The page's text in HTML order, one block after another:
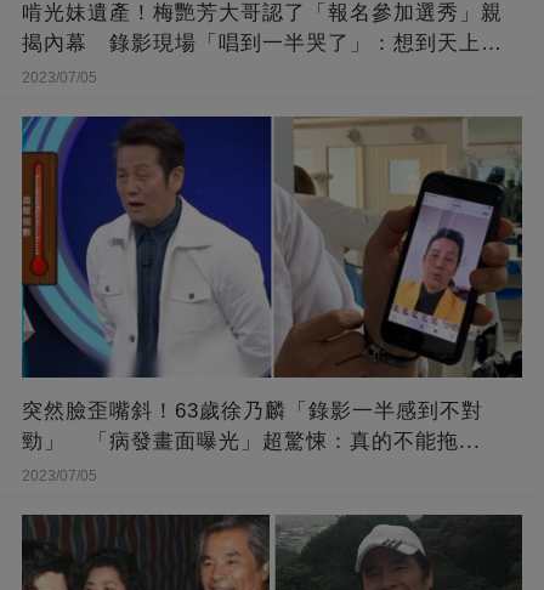
啃光妹遺產！梅艷芳大哥認了「報名參加選秀」親
揭內幕 錄影現場「唱到一半哭了」：想到天上的
她
2023/07/05
突然臉歪嘴斜！63歲徐乃麟「錄影一半感到不對
勁」 「病發畫面曝光」超驚悚：真的不能拖...
2023/07/05